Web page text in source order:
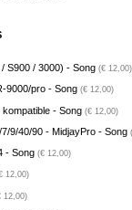
S900 / 3000) - Song (€ 12,00)
9000/pro - Song (€ 12,00)
kompatible - Song (€ 12,00)
9/40/90 - MidjayPro - Song
- Song (€ 12,00)
12,00)
12,00)